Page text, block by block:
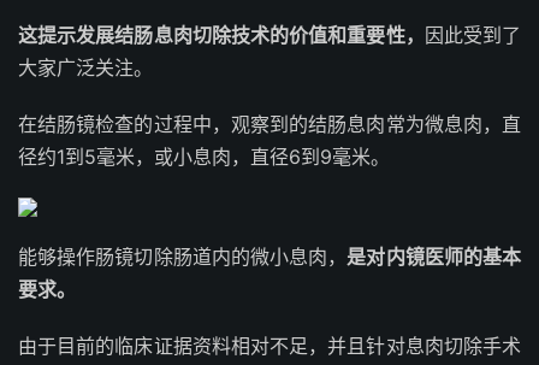
这提示发展结肠息肉切除技术的价值和重要性， 因此受到了
大家广泛关注。
在结肠镜检查的过程中，观察到的结肠息肉常为微息肉，直
径约1到5毫米，或小息肉，直径6到9毫米。
能够操作肠镜切除肠道内的微小息肉， 是对内镜医师的基本
要求。
由于目前的临床证据资料相对不足，并且针对息肉切除手术